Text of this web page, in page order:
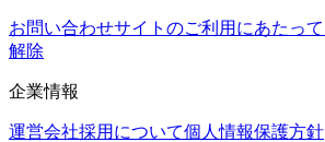
お問い合わせサイトのご利用にあたって
解除
企業情報
運営会社採用について個人情報保護方針